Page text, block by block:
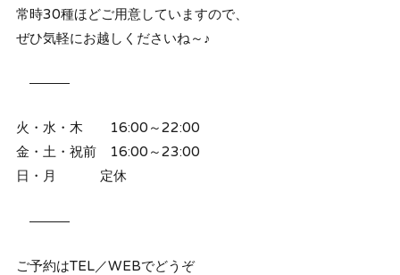
常時30種ほどご用意していますので、
ぜひ気軽にお越しくださいね～♪
―――
火・水・木 16:00～22:00
金・土・祝前 16:00～23:00
日・月 定休
―――
ご予約はTEL／WEBでどうぞ